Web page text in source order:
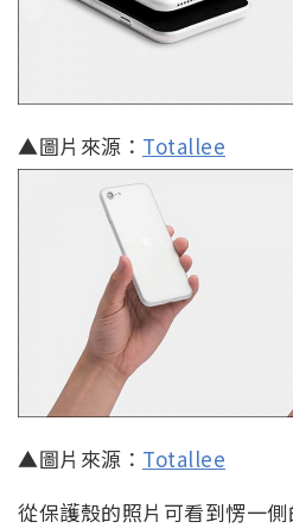
▲圖片來源： Totallee
▲圖片來源： Totallee
從保護殼的照片可看到愣一